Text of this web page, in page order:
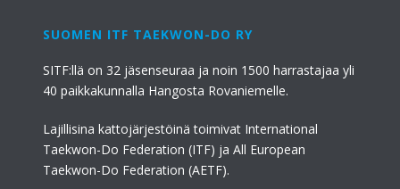
SUOMEN ITF TAEKWON-DO RY
SITF:llä on 32 jäsenseuraa ja noin 1500 harrastajaa yli
40 paikkakunnalla Hangosta Rovaniemelle.
Lajillisina kattojärjestöinä toimivat International
Taekwon-Do Federation (ITF) ja All European
Taekwon-Do Federation (AETF).